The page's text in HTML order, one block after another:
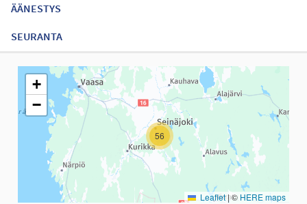
ÄÄNESTYS
SEURANTA
Seuraavassa elementissä on kartta, joka esittää tämän
56
+
−
Leaflet |© HERE maps